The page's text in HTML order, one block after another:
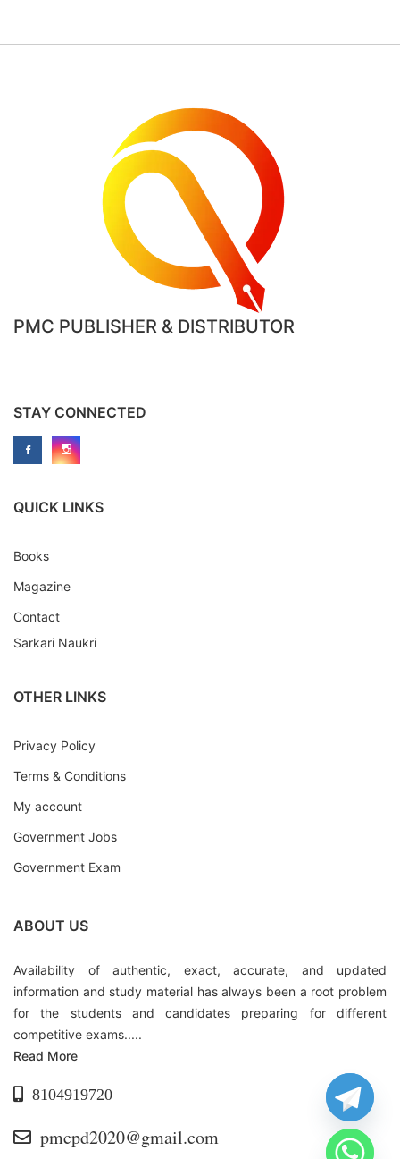
PMC PUBLISHER & DISTRIBUTOR
STAY CONNECTED
QUICK LINKS
Books
Magazine
Contact
Sarkari Naukri
OTHER LINKS
Privacy Policy
Terms & Conditions
My account
Government Jobs
Government Exam
ABOUT US
Availability of authentic, exact, accurate, and updated
information and study material has always been a root problem
for the students and candidates preparing for different
competitive exams.....
Read More
8104919720
pmcpd2020@gmail.com